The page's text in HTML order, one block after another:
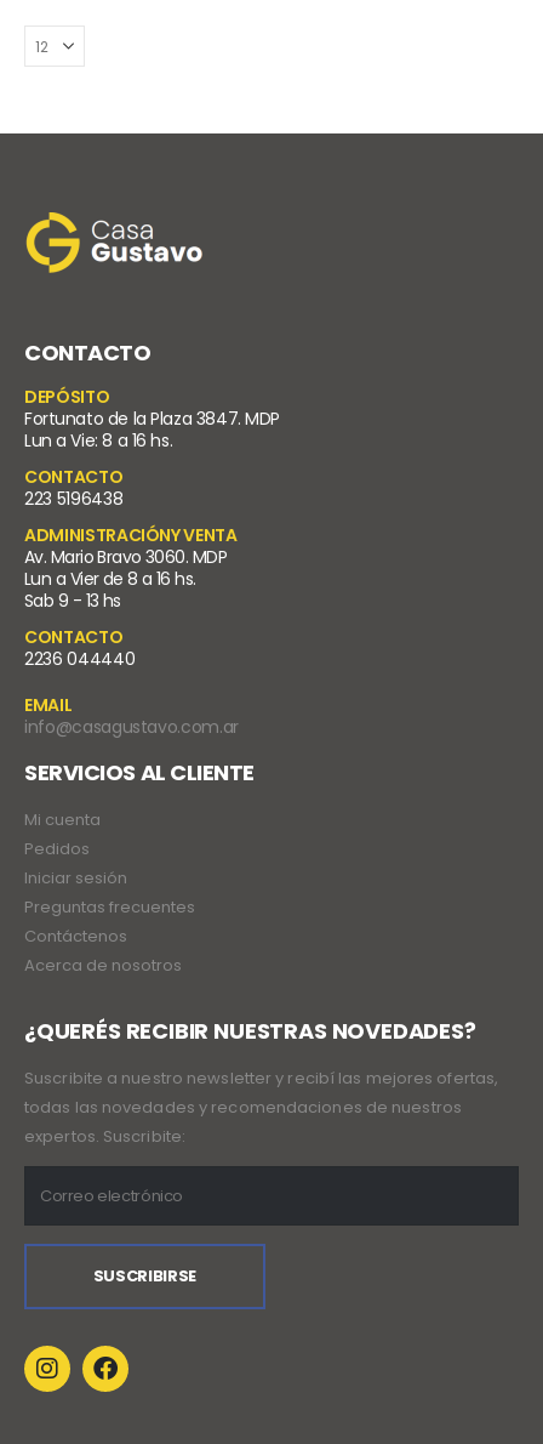
CONTACTO
DEPÓSITO
Fortunato de la Plaza 3847. MDP
Lun a Vie: 8 a 16 hs.
CONTACTO
223 5196438
ADMINISTRACIÓNY VENTA
Av. Mario Bravo 3060. MDP
Lun a Vier de 8 a 16 hs.
Sab 9 - 13 hs
CONTACTO
2236 044440
EMAIL
info@casagustavo.com.ar
SERVICIOS AL CLIENTE
Mi cuenta
Pedidos
Iniciar sesión
Preguntas frecuentes
Contáctenos
Acerca de nosotros
¿QUERÉS RECIBIR NUESTRAS NOVEDADES?
Suscribite a nuestro newsletter y recibí las mejores ofertas,
todas las novedades y recomendaciones de nuestros
expertos. Suscribite: